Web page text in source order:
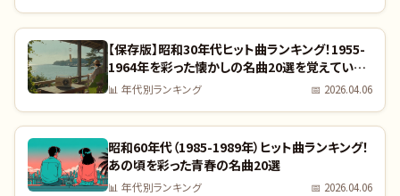
【保存版】昭和30年代ヒット曲ランキング！1955-
1964年を彩った懐かしの名曲20選を覚えていま
すか？｜全曲リスト付き
📊 年代別ランキング 📅 2026.04.06
昭和60年代（1985-1989年）ヒット曲ランキング！
あの頃を彩った青春の名曲20選
📊 年代別ランキング 📅 2026.04.06